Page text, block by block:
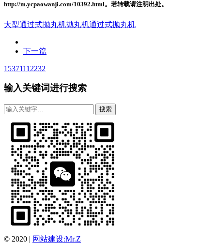
http://m.ycpaowanji.com/10392.html。若转载请注明出处。
大型通过式抛丸机抛丸机通过式抛丸机
下一篇
15371112232
输入关键词进行搜索
© 2020 | 网站建设:Mr.Z